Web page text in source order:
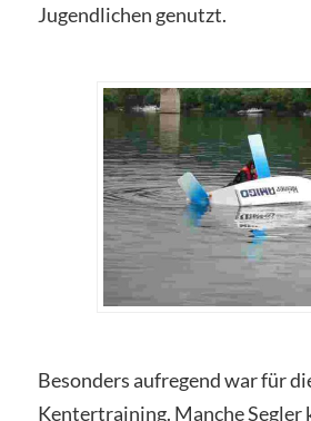
Jugendlichen genutzt.
Besonders aufregend war für
Kentertraining. Manche Segler